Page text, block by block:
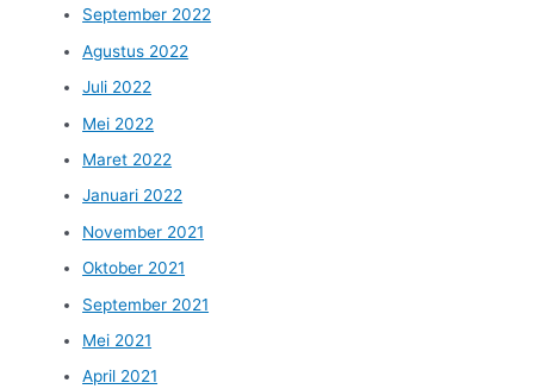
September 2022
Agustus 2022
Juli 2022
Mei 2022
Maret 2022
Januari 2022
November 2021
Oktober 2021
September 2021
Mei 2021
April 2021